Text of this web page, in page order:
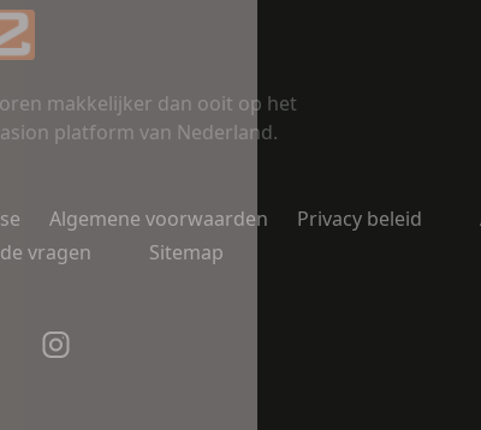
makkelijker dan ooit op het
platform van Nederland.
Algemene voorwaarden Privacy beleid
vragen Sitemap